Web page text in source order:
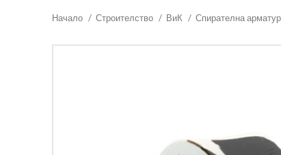
Начало Строителство ВиК Спирателна